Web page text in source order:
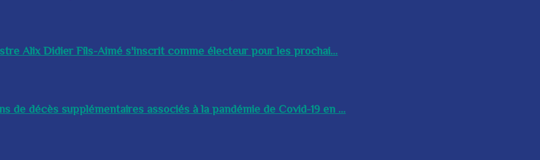
Alix Didier Fils-Aimé s'inscrit comme électeur pour les prochai...
de décès supplémentaires associés à la pandémie de Covid-19 en ...